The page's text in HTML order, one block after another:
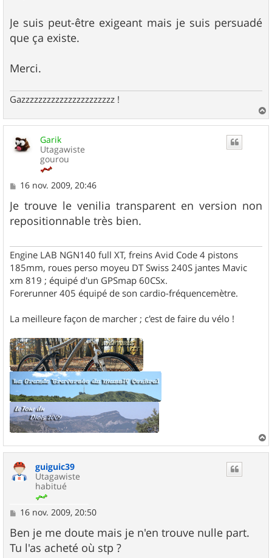
Je suis peut-être exigeant mais je suis persuadé
que ça existe.
Merci.
Gazzzzzzzzzzzzzzzzzzzzzz !
a
Garik
Utagawiste
gourou
M
s
s
a
16 nov. 2009, 20:46
Je trouve le venilia transparent en version non
repositionnable très bien.
Engine LAB NGN140 full XT, freins Avid Code 4 pistons
185mm, roues perso moyeu DT Swiss 240S jantes Mavic
xm 819 ; équipé d'un GPSmap 60CSx.
Forerunner 405 équipé de son cardio-fréquencemètre.
La meilleure façon de marcher ; c'est de faire du vélo !
a
guiguic39
Utagawiste
habitué
M
s
s
a
16 nov. 2009, 20:50
Ben je me doute mais je n'en trouve nulle part.
Tu l'as acheté où stp ?